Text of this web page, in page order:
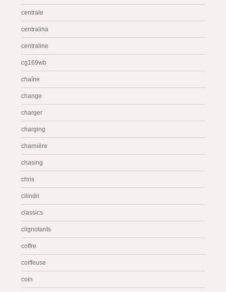
centrale
centralina
centraline
cg169wb
chaîne
change
charger
charging
charnière
chasing
chris
cilindri
classics
clignotants
coffre
coiffeuse
coin